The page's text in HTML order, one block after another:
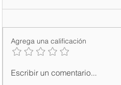
Ministro de Turismo David
Agrega una calificación
Escribir un comentario...